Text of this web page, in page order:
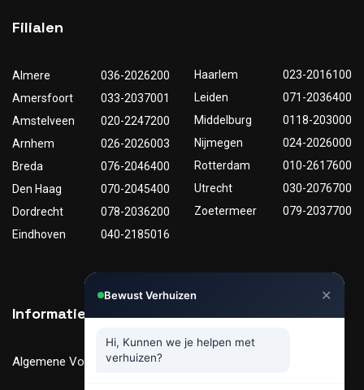
Filialen
Almere
036-2026200
Amersfoort
033-2037001
Amstelveen
020-2247200
Arnhem
026-2026003
Breda
076-2046400
Den Haag
070-2045400
Dordrecht
078-2036200
Eindhoven
040-2185016
Haarlem
023-2016100
Leiden
071-2036400
Middelburg
0118-203000
Nijmegen
024-2026000
Rotterdam
010-2617600
Utrecht
030-2076700
Zoetermeer
079-2037700
Informatie
Algemene Voorwaarden
Nuttige links
Bewust Verhuizen ✕
Hi, Kunnen we je helpen met
verhuizen?